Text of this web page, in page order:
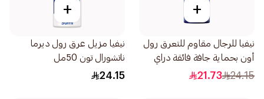
+
نيفيا للرجال مقاوم للتعرق رول
أون بحماية جافة فائقة دراي
إمباكت 50مل
24.15
21.73
+
نيفيا مزيل عرق رول ديرما
ناتشورال تون 50مل
24.15